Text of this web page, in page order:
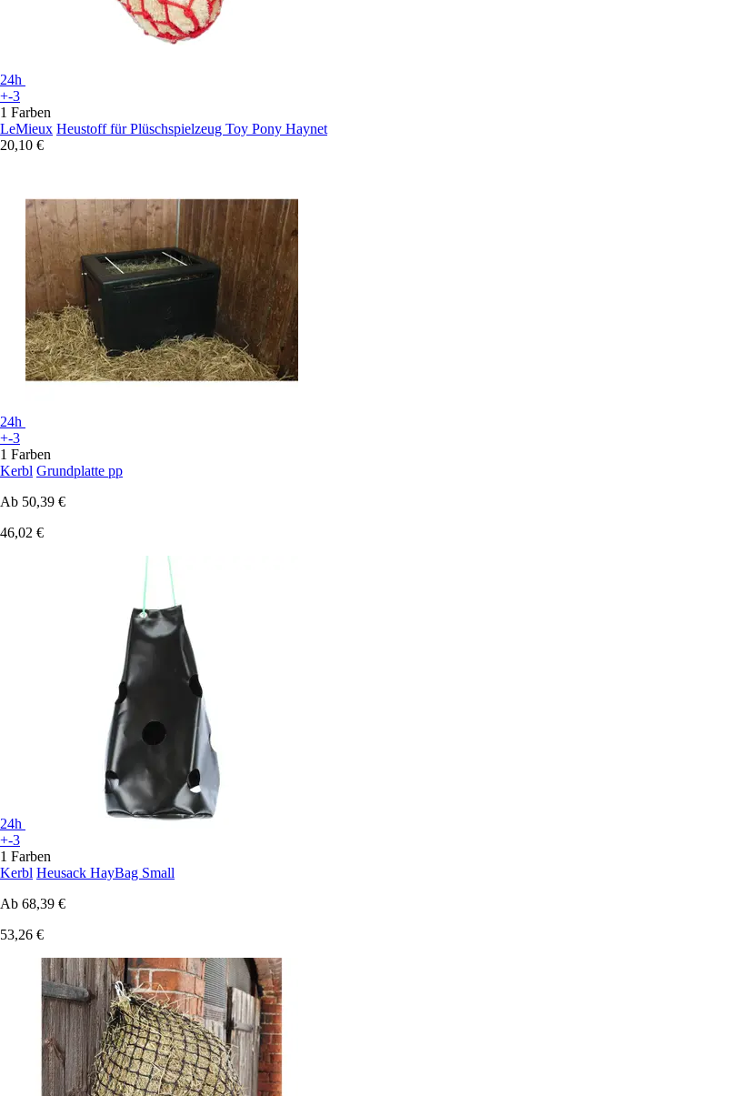
24h
+-3
1 Farben
LeMieux Heustoff für Plüschspielzeug Toy Pony Haynet
20,10 €
24h
+-3
1 Farben
Kerbl Grundplatte pp
Ab 50,39 €
46,02 €
24h
+-3
1 Farben
Kerbl Heusack HayBag Small
Ab 68,39 €
53,26 €